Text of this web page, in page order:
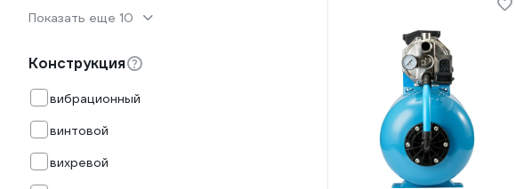
Показать еще 10
Конструкция
вибрационный
винтовой
вихревой